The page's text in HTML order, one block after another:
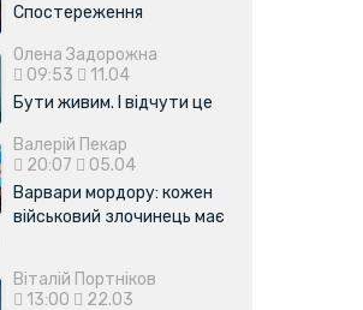
Спостереження
Олена Задорожна
09:53
11.04
Бути живим. І відчути це
Валерій Пекар
20:07
05.04
Варвари мордору: кожен
військовий злочинець має
Віталій Портніков
13:00
22.03